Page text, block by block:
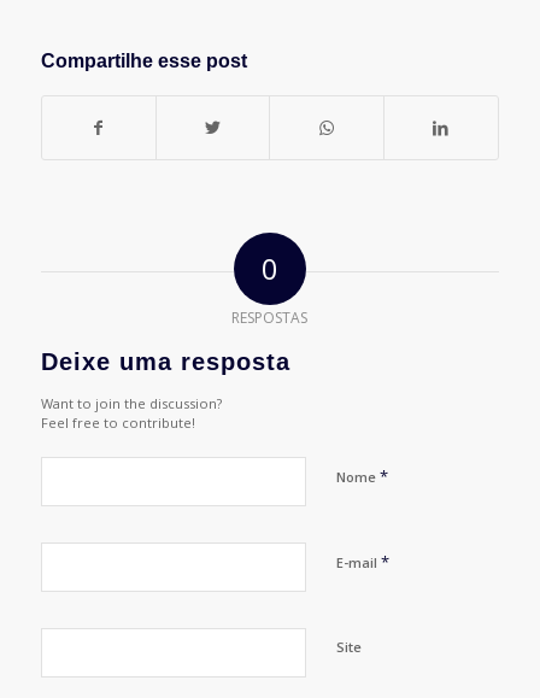
Compartilhe esse post
0
RESPOSTAS
Deixe uma resposta
Want to join the discussion?
Feel free to contribute!
Nome *
E-mail *
Site